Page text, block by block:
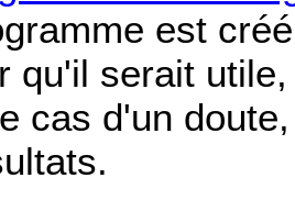
est
qu'il serait
cas d'un